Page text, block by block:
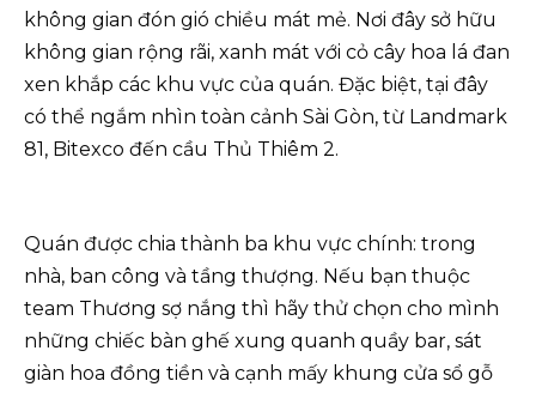
không gian đón gió chiều mát mẻ. Nơi đây sở hữu
không gian rộng rãi, xanh mát với cỏ cây hoa lá đan
xen khắp các khu vực của quán. Đặc biệt, tại đây
có thể ngắm nhìn toàn cảnh Sài Gòn, từ Landmark
81, Bitexco đến cầu Thủ Thiêm 2.
Quán được chia thành ba khu vực chính: trong
nhà, ban công và tầng thượng. Nếu bạn thuộc
team Thương sợ nắng thì hãy thử chọn cho mình
những chiếc bàn ghế xung quanh quầy bar, sát
giàn hoa đồng tiền và cạnh mấy khung cửa sổ gỗ